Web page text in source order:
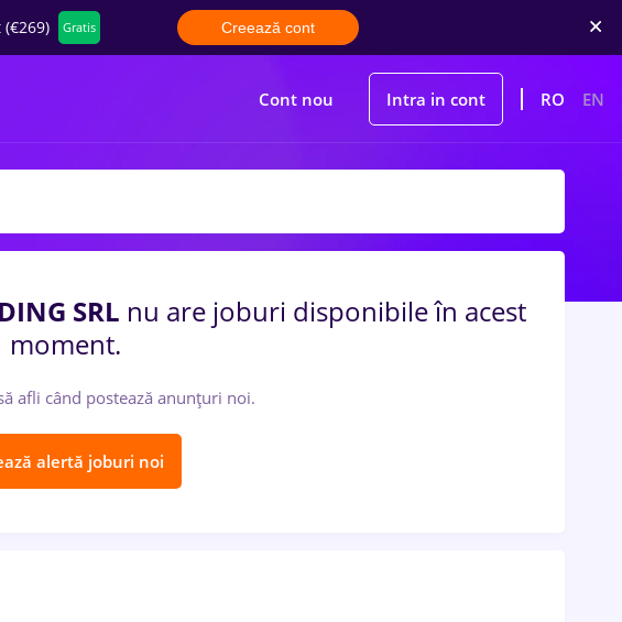
Gratis Creează cont
Cont nou Intra in cont RO EN
SRL nu are joburi disponibile în acest
moment.
afli când postează anunțuri noi.
alertă joburi noi